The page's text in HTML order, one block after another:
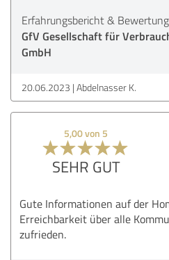
Erfahrungsbericht &
GfV Gesellschaft für
GmbH
20.06.2023 Abdelnasser K.
5,00 von 5
SEHR GUT
Gute Informationen auf der
Erreichbarkeit über alle
zufrieden.